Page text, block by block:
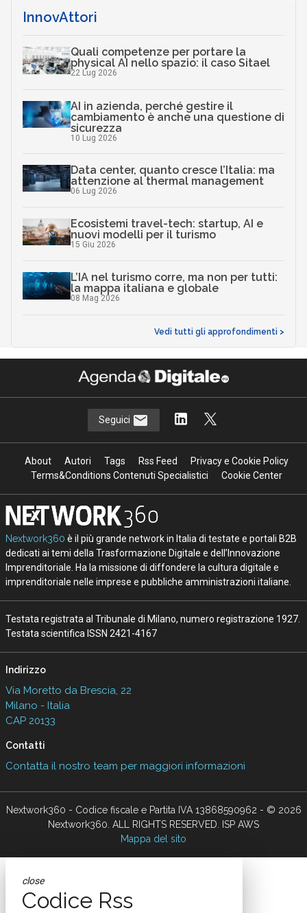
InnovAttori
Quali competenze per portare la
physical AI nello spazio: il caso Sitael
22 Lug 2026
AI in azienda, perché gestire il
cambiamento è anche una questione di
sicurezza
10 Lug 2026
Data center, quanto cresce l’Italia: ma
attenzione al thermal management
06 Lug 2026
Ecosistemi travel-tech: startup, AI e
nuovi modelli per il turismo
15 Giu 2026
L’IA nel turismo corre, ma non per tutti:
la mappa italiana e globale
08 Mag 2026
Vedi tutti gli approfondimenti >
Seguici
About Autori Tags Rss Feed
Privacy e Cookie Policy
Terms&Conditions Contenuti Specialistici
Cookie Center
Nextwork360 è il più grande network in Italia di testate e portali B2B
dedicati ai temi della Trasformazione Digitale e dell’Innovazione
Imprenditoriale. Ha la missione di diffondere la cultura digitale e
imprenditoriale nelle imprese e pubbliche amministrazioni italiane.
Testata registrata al Tribunale di Milano, numero registrazione 1927.
Testata scientifica ISSN 2421-4167
Indirizzo
Via Moretto da Brescia, 22
Milano - Italia
CAP 20133
Contatti
Contatta il nostro team per maggiori informazioni
Nextwork360 - Codice fiscale e Partita IVA 13868590962 - © 2026
Nextwork360. ALL RIGHTS RESERVED. ISP AWS
Mappa del sito
close
Codice Rss